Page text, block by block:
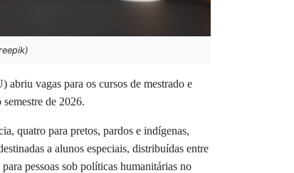
vagas para os cursos de mestrado e
de 2026.
quatro para pretos, pardos e indígenas,
a alunos especiais, distribuídas entre
pessoas sob políticas humanitárias no